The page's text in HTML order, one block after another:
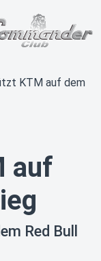
KTM auf dem
auf
Red Bull